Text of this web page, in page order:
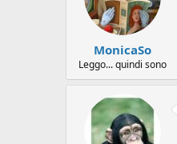
MonicaSo
Leggo... quindi sono